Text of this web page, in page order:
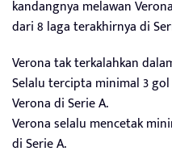
kandangnya melawan
dari 8 laga terakhirnya di
Verona tak terkalahkan
Selalu tercipta minimal 3
Verona di Serie A.
Verona selalu mencetak
di Serie A.